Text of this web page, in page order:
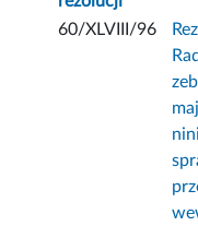
60/XLVIII/96